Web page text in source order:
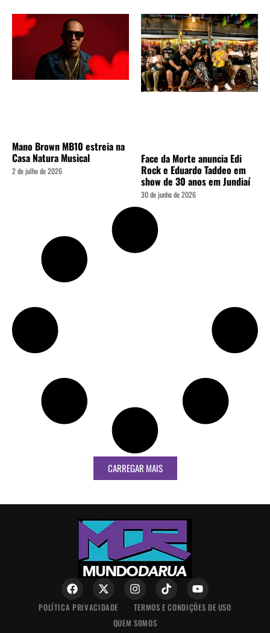
Mano Brown MB10 estreia na
Casa Natura Musical
2 de julho de 2026
Face da Morte anuncia Edi
Rock e Eduardo Taddeo em
show de 30 anos em Jundiaí
30 de junho de 2026
CARREGAR MAIS
POLÍTICA PRIVACIDADE
TERMOS E CONDIÇÕES DE USO
QUEM SOMOS